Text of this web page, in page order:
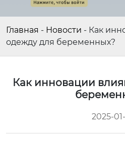
Главная - Новости - Как
одежду для беременных?
Как инновации
2025-